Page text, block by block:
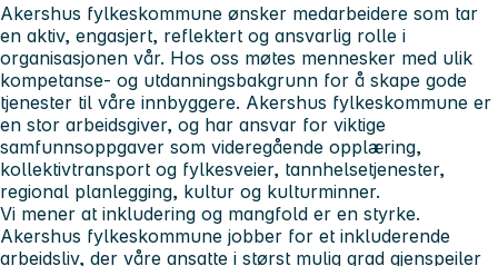
Akershus fylkeskommune ønsker medarbeidere som tar
en aktiv, engasjert, reflektert og ansvarlig rolle i
organisasjonen vår. Hos oss møtes mennesker med ulik
kompetanse- og utdanningsbakgrunn for å skape gode
tjenester til våre innbyggere. Akershus fylkeskommune er
en stor arbeidsgiver, og har ansvar for viktige
samfunnsoppgaver som videregående opplæring,
kollektivtransport og fylkesveier, tannhelsetjenester,
regional planlegging, kultur og kulturminner.
Vi mener at inkludering og mangfold er en styrke.
Akershus fylkeskommune jobber for et inkluderende
arbeidsliv, der våre ansatte i størst mulig grad gjenspeiler